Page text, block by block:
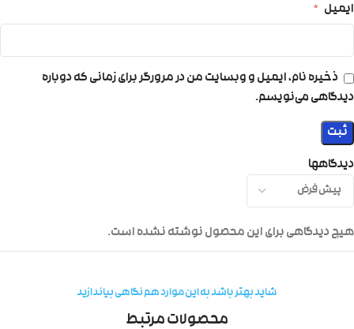
دیدگاهها
هیچ دیدگاهی برای این محصول نوشته نشده است.
ایمیل *
ذخیره نام، ایمیل و وبسایت من در مرورگر برای زمانی که دوباره
دیدگاهی می‌نویسم.
شاید بهتر باشد به این موارد هم نگاهی بیاندازید
محصولات مرتبط